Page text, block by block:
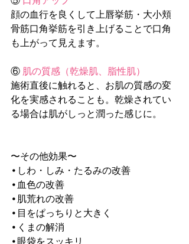
顔の血行を良くして上唇挙筋・大小頬
骨筋口角挙筋を引き上げることで口角
も上がって見えます。
⑥ 肌の質感（乾燥肌、脂性肌）
施術直後に触れると、お肌の質感の変
化を実感されることも。乾燥されてい
る場合は肌がしっと潤った感じに。
〜その他効果〜
•しわ・しみ・たるみの改善
•血色の改善
•肌荒れの改善
•目をぱっちりと大きく
•くまの解消
•眼袋をスッキリ